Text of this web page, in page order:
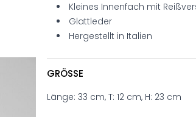
Kleines Innenfach mit
Glattleder
Hergestellt in Italien
GRÖSSE
Länge: 33 cm, T: 12 cm, H: 23 cm